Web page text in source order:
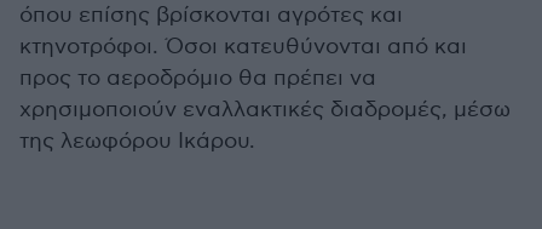
όπου επίσης βρίσκονται αγρότες και
κτηνοτρόφοι. Όσοι κατευθύνονται από και
προς το αεροδρόμιο θα πρέπει να
χρησιμοποιούν εναλλακτικές διαδρομές, μέσω
της λεωφόρου Ικάρου.